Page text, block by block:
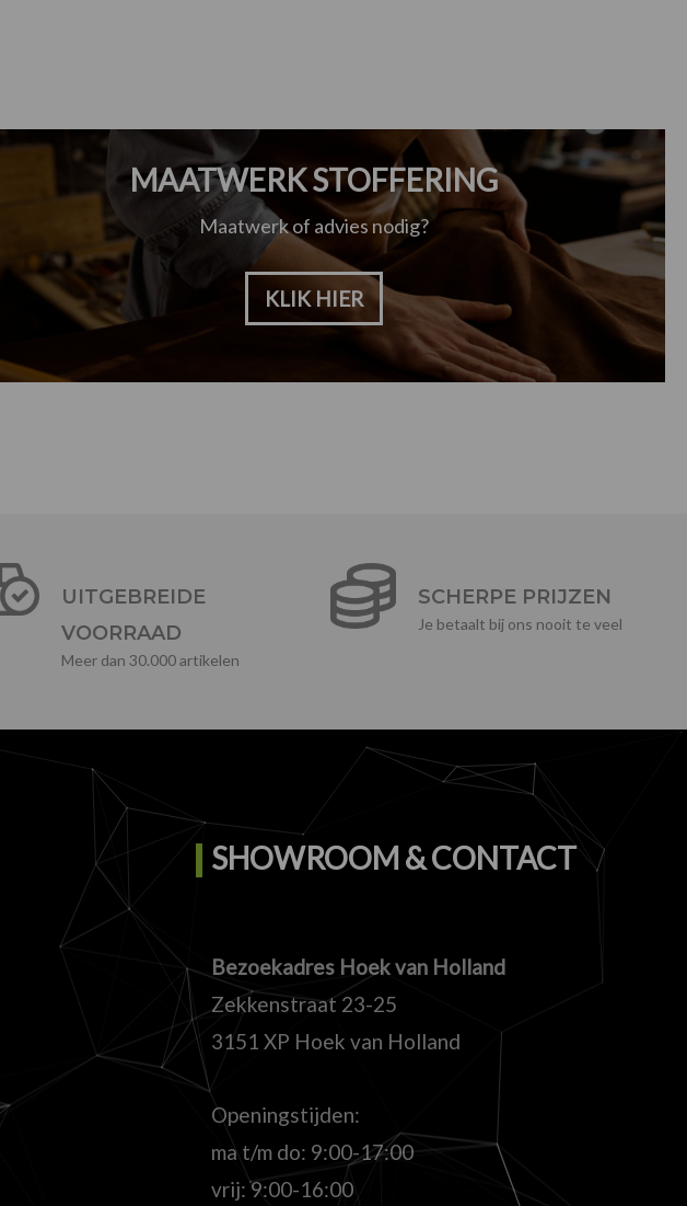
MAATWERK STOFFERING
Maatwerk of advies nodig?
KLIK HIER
UITGEBREIDE
VOORRAAD
Meer dan 30.000 artikelen
SCHERPE PRIJZEN
Je betaalt bij ons nooit te veel
SHOWROOM & CONTACT
Bezoekadres Hoek van Holland
Zekkenstraat 23-25
3151 XP Hoek van Holland
Openingstijden:
ma t/m do: 9:00-17:00
vrij: 9:00-16:00